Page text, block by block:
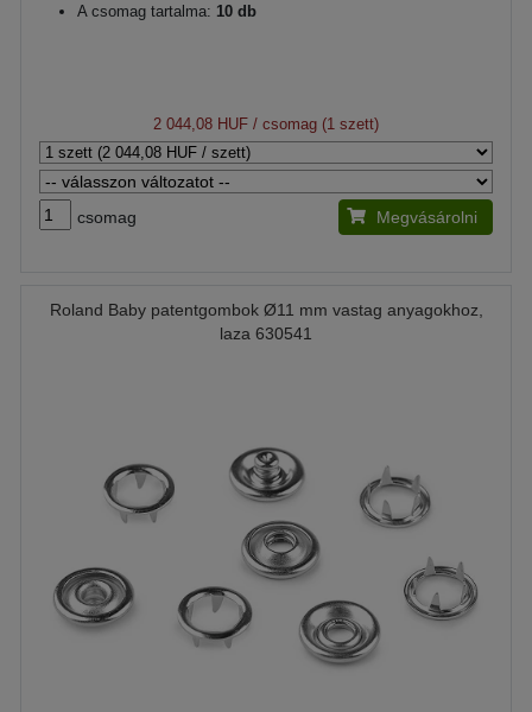
A csomag tartalma: 10 db
2 044,08 HUF / csomag (1 szett)
csomag Megvásárolni
Roland Baby patentgombok Ø11 mm vastag anyagokhoz,
laza 630541